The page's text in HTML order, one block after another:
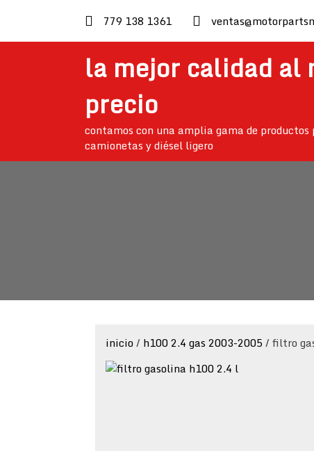
content
779 138 1361
la mejor calidad al
precio
contamos con una amplia gama de productos
camionetas y diésel ligero
inicio / h100 2.4 gas 2003-2005 / filtro